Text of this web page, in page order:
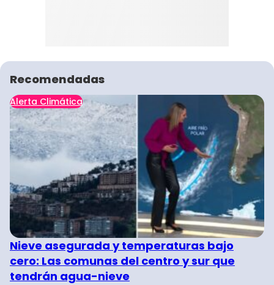
Recomendadas
Alerta Climática
Nieve asegurada y temperaturas bajo
cero: Las comunas del centro y sur que
tendrán agua-nieve